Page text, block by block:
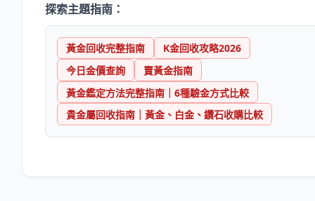
探索主題指南：
黃金回收完整指南
K金回收攻略2026
今日金價查詢
賣黃金指南
黃金鑑定方法完整指南｜6種驗金方式比較
貴金屬回收指南｜黃金、白金、鑽石收購比較